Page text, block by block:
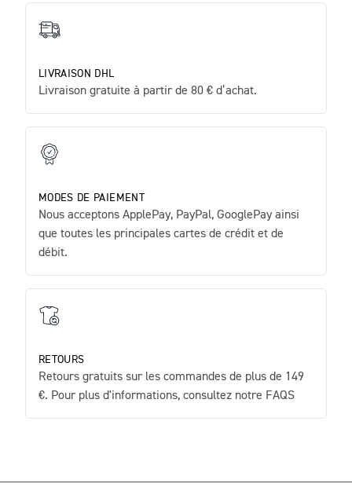
LIVRAISON DHL
Livraison gratuite à partir de 80 € d’achat.
MODES DE PAIEMENT
Nous acceptons ApplePay, PayPal, GooglePay ainsi
que toutes les principales cartes de crédit et de
débit.
RETOURS
Retours gratuits sur les commandes de plus de 149
€. Pour plus d'informations, consultez notre FAQS